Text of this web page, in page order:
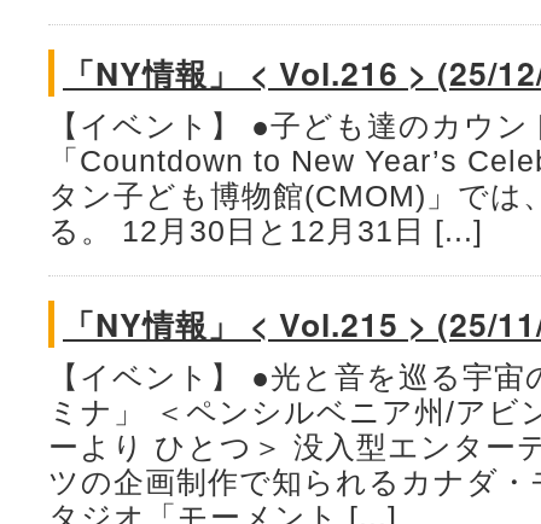
「NY情報」 < Vol.216 > (25/
【イベント】 ●子ども達のカウ
「Countdown to New Year’s
タン子ども博物館(CMOM)」では
る。 12月30日と12月31日 [...]
「NY情報」 < Vol.215 > (25/
【イベント】 ●光と音を巡る宇
ミナ」 ＜ペンシルベニア州/アビ
ーより ひとつ＞ 没入型エンター
ツの企画制作で知られるカナダ
タジオ「モーメント [...]